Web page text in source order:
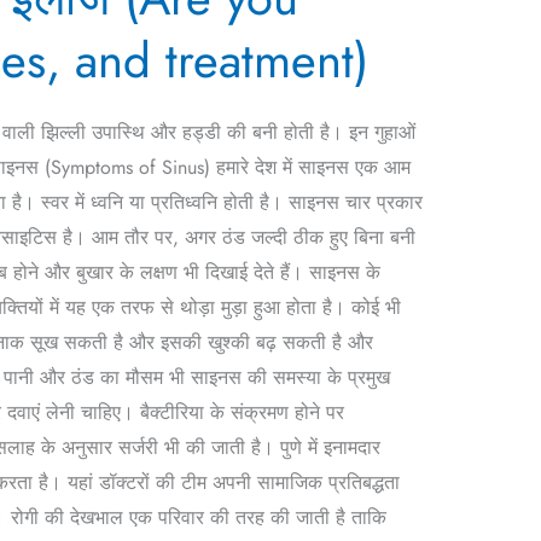
and treatment)
झिल्ली उपास्थि और हड्डी की बनी होती है। इन गुहाओं
(Symptoms of Sinus) हमारे देश में साइनस एक आम
स्वर में ध्वनि या प्रतिध्वनि होती है। साइनस चार प्रकार
है। आम तौर पर, अगर ठंड जल्दी ठीक हुए बिना बनी
होने और बुखार के लक्षण भी दिखाई देते हैं। साइनस के
में यह एक तरफ से थोड़ा मुड़ा हुआ होता है। कोई भी
नाक सूख सकती है और इसकी खुश्की बढ़ सकती है और
और ठंड का मौसम भी साइनस की समस्या के प्रमुख
लेनी चाहिए। बैक्टीरिया के संक्रमण होने पर
के अनुसार सर्जरी भी की जाती है। पुणे में इनामदार
है। यहां डॉक्टरों की टीम अपनी सामाजिक प्रतिबद्धता
की देखभाल एक परिवार की तरह की जाती है ताकि